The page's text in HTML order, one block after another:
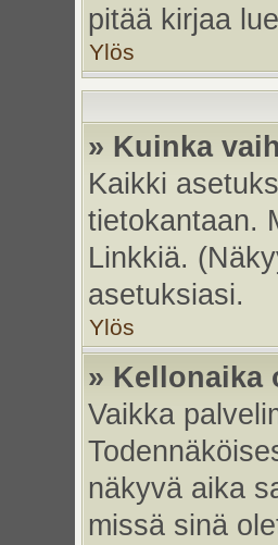
pitää kirjaa
Ylös
» Kuinka
Kaikki
tietokantaan.
Linkkiä.
asetuksiasi.
Ylös
» Kellonaika
Vaikka
näkyvä aika
missä sinä